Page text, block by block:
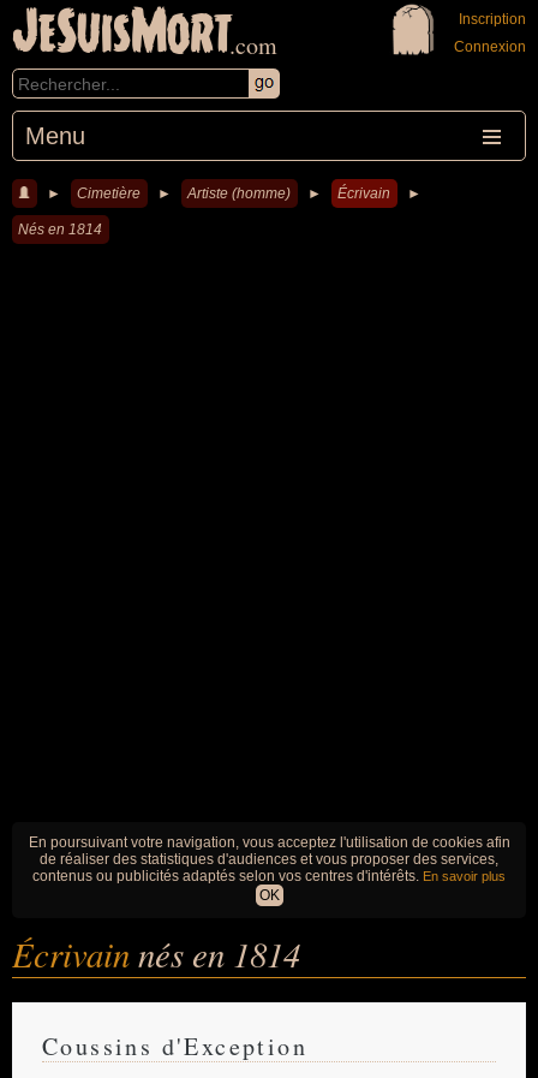
JeSuisMort.com
Menu
Inscription
Connexion
► Cimetière ► Artiste (homme) ► Écrivain ►
Nés en 1814
En poursuivant votre navigation, vous acceptez l'utilisation de cookies afin
de réaliser des statistiques d'audiences et vous proposer des services,
contenus ou publicités adaptés selon vos centres d'intérêts. En savoir plus
OK
Écrivainnés en 1814
Coussins d'Exception